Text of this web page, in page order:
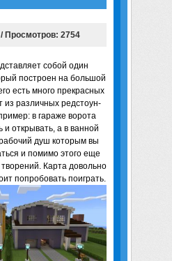
Просмотров: 2754
собой один
построен на большой
есть много прекрасных
из различных редстоун-
в гараже ворота
и открывать, а в ванной
душ которым вы
и помимо этого еще
Карта довольно
попробовать поиграть.